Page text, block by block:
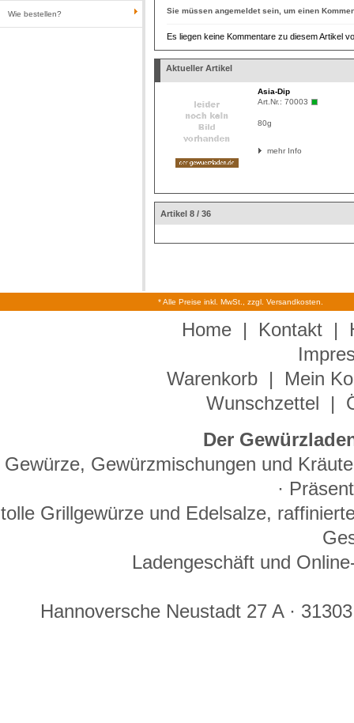
Wie bestellen? Sie müssen angemeldetsein, um einen
Es liegen keine Kommentare zu diesem Artikel
Aktueller Artikel
Asia-Dip
Art.Nr.: 70003
80g
mehr Info
Artikel 8 / 36
* Alle Preise inkl. MwSt., zzgl. Versandkosten.
Home | Kontakt |
Warenkorb
|
Mein
Wunschzettel
|
Der
Gewürze, Gewürzmischungen und
·
tolle Grillgewürze und Edelsalze,
Ladengeschäft und
Hannoversche Neustadt 27 A ·